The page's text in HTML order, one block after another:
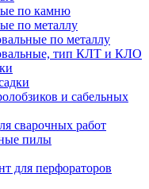
по камню
по металлу
по металлу
тип КЛТ и КЛО
и сабельных
сварочных работ
пилы
для перфораторов